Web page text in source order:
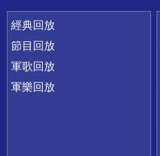
經典回放
節目回放
軍歌回放
軍樂回放